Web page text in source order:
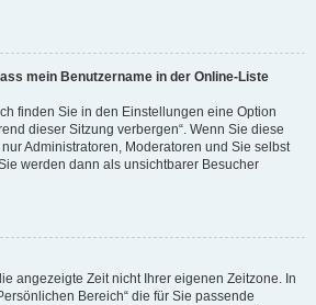
mein Benutzername in der Online-Liste
finden Sie in den Einstellungen eine Option
dieser Sitzung verbergen“. Wenn Sie diese
Administratoren, Moderatoren und Sie selbst
werden dann als unsichtbarer Besucher
angezeigte Zeit nicht Ihrer eigenen Zeitzone. In
Bereich“ die für Sie passende